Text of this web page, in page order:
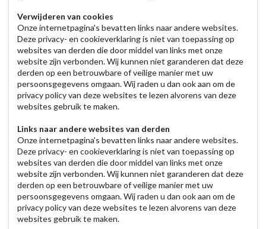
Verwijderen van cookies
Onze internetpagina's bevatten links naar andere websites.
Deze privacy- en cookieverklaring is niet van toepassing op
websites van derden die door middel van links met onze
website zijn verbonden. Wij kunnen niet garanderen dat deze
derden op een betrouwbare of veilige manier met uw
persoonsgegevens omgaan. Wij raden u dan ook aan om de
privacy policy van deze websites te lezen alvorens van deze
websites gebruik te maken.
Links naar andere websites van derden
Onze internetpagina's bevatten links naar andere websites.
Deze privacy- en cookieverklaring is niet van toepassing op
websites van derden die door middel van links met onze
website zijn verbonden. Wij kunnen niet garanderen dat deze
derden op een betrouwbare of veilige manier met uw
persoonsgegevens omgaan. Wij raden u dan ook aan om de
privacy policy van deze websites te lezen alvorens van deze
websites gebruik te maken.